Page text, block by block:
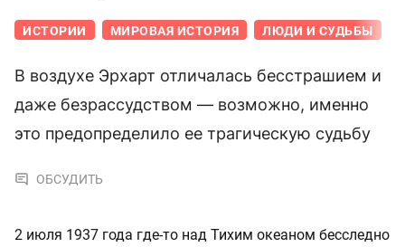
ИСТОРИИ МИРОВАЯ ИСТОРИЯ ЛЮДИ И СУДЬБЫ
В воздухе Эрхарт отличалась бесстрашием и
даже безрассудством — возможно, именно
это предопределило ее трагическую судьбу
ОБСУДИТЬ
2 июля 1937 года где-то над Тихим океаном бесследно